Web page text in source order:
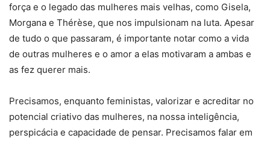
força e o legado das mulheres mais velhas, como Gisela,
Morgana e Thérèse, que nos impulsionam na luta. Apesar
de tudo o que passaram, é importante notar como a vida
de outras mulheres e o amor a elas motivaram a ambas e
as fez querer mais.
Precisamos, enquanto feministas, valorizar e acreditar no
potencial criativo das mulheres, na nossa inteligência,
perspicácia e capacidade de pensar. Precisamos falar em